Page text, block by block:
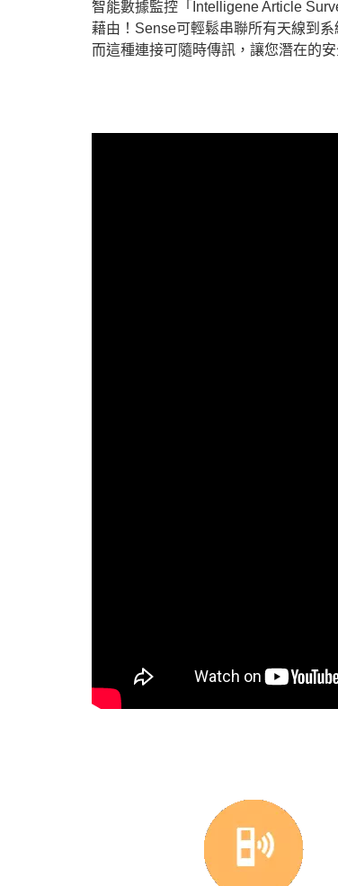
智能數據監控「Intelligene Article
藉由！Sense可輕鬆串聯所有天線到
而這種連接可隨時傳訊，讓您潛在的